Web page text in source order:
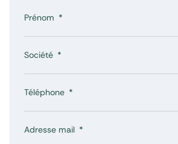
Prénom
Société
Téléphone
Adresse mail